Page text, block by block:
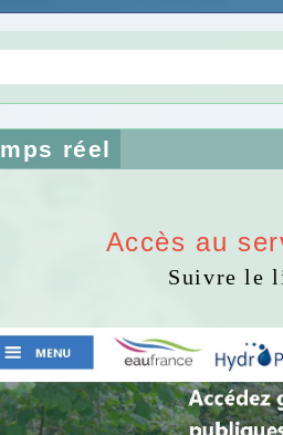
réel
Accès au
Suivre le